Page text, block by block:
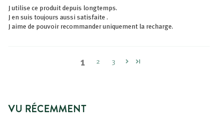
J utilise ce produit depuis longtemps.
J en suis toujours aussi satisfaite .
J aime de pouvoir recommander uniquement la recharge.
1 2 3
VU RÉCEMMENT